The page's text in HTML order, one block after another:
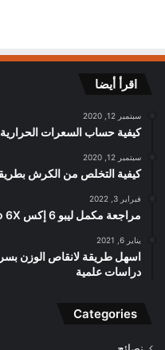
اقرأ أيضا
سبتمبر 12, 2020
كيفية حساب السعرات
سبتمبر 12, 2020
كيفية التخلص من الكرش
فبراير 3, 2022
مراجعة مكمل ليبو 6 إكس Lipo 6X الحارق للدهون (تحديث) 2022
يناير 6, 2021
دراسات علمية
Categories